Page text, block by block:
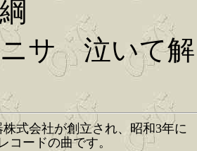
サ 泣いて
式会社が創立され、昭和3年に
コードの曲です。